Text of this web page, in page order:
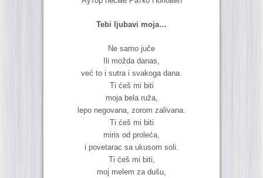
Tebi ljubavi moja…
Ne samo juče
Ili možda danas,
već to i sutra i svakoga dana.
Ti ćeš mi biti
moja bela ruža,
lepo negovana, zorom zalivana.
Ti ćeš mi biti
miris od proleća,
i povetarac sa ukusom soli.
Ti ćeš mi biti,
moj melem za dušu,